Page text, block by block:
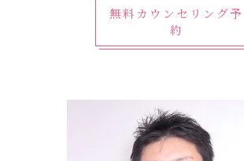
無料カウンセリング予
約